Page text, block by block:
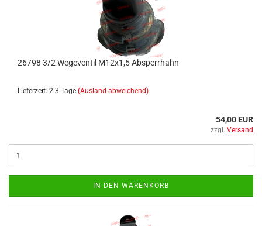
26798 3/2 Wegeventil M12x1,5 Absperrhahn
Lieferzeit: 2-3 Tage (Ausland abweichend)
54,00 EUR
zzgl. Versand
IN DEN WARENKORB